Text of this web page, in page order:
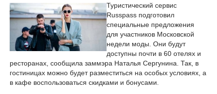
Туристический сервис
Russpass подготовил
специальные предложения
для участников Московской
недели моды. Они будут
доступны почти в 60 отелях и
ресторанах, сообщила заммэра Наталья Сергунина. Так, в
гостиницах можно будет разместиться на особых условиях, а
в кафе воспользоваться скидками и бонусами.